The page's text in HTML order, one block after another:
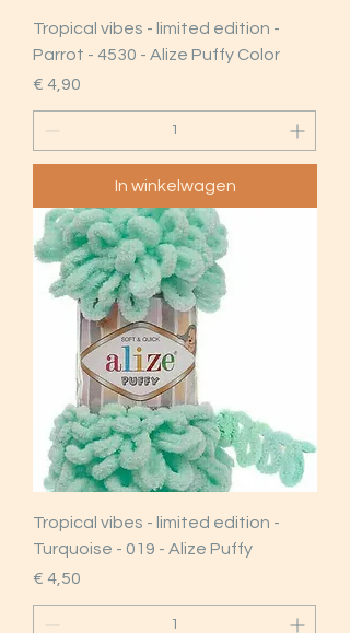
Tropical vibes - limited edition -
Parrot - 4530 - Alize Puffy Color
Prijs
€ 4,90
In winkelwagen
Tropical vibes - limited edition -
Turquoise - 019 - Alize Puffy
Prijs
€ 4,50